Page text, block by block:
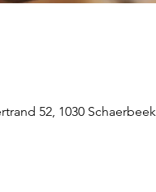
52, 1030 Schaerbeek